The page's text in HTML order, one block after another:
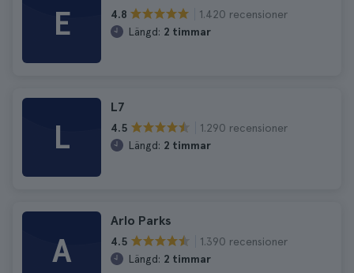
E 4.8
1.420 recensioner
Längd: 2 timmar
L
L7
4.5
1.290 recensioner
Längd: 2 timmar
A
Arlo Parks
4.5
1.390 recensioner
Längd: 2 timmar